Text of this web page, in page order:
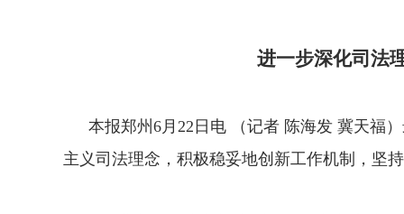
进一步深化司法理念 积
本报郑州6月22日电 （记者 陈海发 冀天福）
主义司法理念，积极稳妥地创新工作机制，坚